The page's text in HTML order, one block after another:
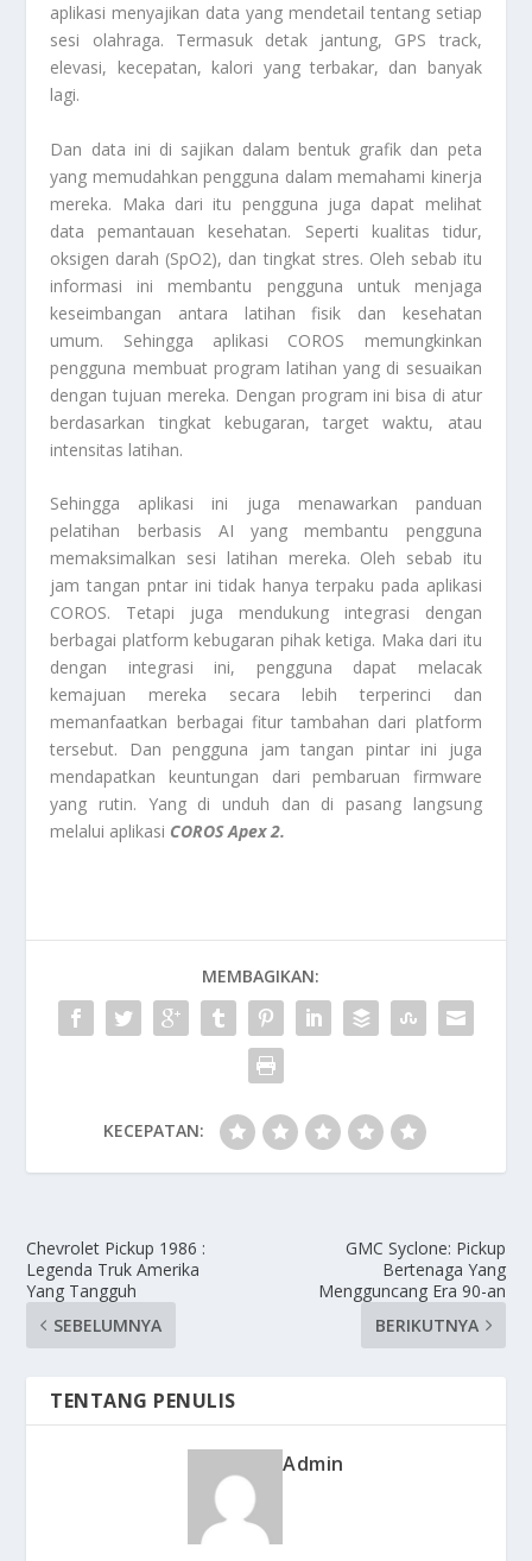
aplikasi menyajikan data yang mendetail tentang setiap
sesi olahraga. Termasuk detak jantung, GPS track,
elevasi, kecepatan, kalori yang terbakar, dan banyak
lagi.
Dan data ini di sajikan dalam bentuk grafik dan peta
yang memudahkan pengguna dalam memahami kinerja
mereka. Maka dari itu pengguna juga dapat melihat
data pemantauan kesehatan. Seperti kualitas tidur,
oksigen darah (SpO2), dan tingkat stres. Oleh sebab itu
informasi ini membantu pengguna untuk menjaga
keseimbangan antara latihan fisik dan kesehatan
umum. Sehingga aplikasi COROS memungkinkan
pengguna membuat program latihan yang di sesuaikan
dengan tujuan mereka. Dengan program ini bisa di atur
berdasarkan tingkat kebugaran, target waktu, atau
intensitas latihan.
Sehingga aplikasi ini juga menawarkan panduan
pelatihan berbasis AI yang membantu pengguna
memaksimalkan sesi latihan mereka. Oleh sebab itu
jam tangan pntar ini tidak hanya terpaku pada aplikasi
COROS. Tetapi juga mendukung integrasi dengan
berbagai platform kebugaran pihak ketiga. Maka dari itu
dengan integrasi ini, pengguna dapat melacak
kemajuan mereka secara lebih terperinci dan
memanfaatkan berbagai fitur tambahan dari platform
tersebut. Dan pengguna jam tangan pintar ini juga
mendapatkan keuntungan dari pembaruan firmware
yang rutin. Yang di unduh dan di pasang langsung
melalui aplikasi COROS Apex 2.
MEMBAGIKAN:
KECEPATAN:
Chevrolet Pickup 1986 :
Legenda Truk Amerika
Yang Tangguh
SEBELUMNYA
GMC Syclone: Pickup
Bertenaga Yang
Mengguncang Era 90-an
BERIKUTNYA
TENTANG PENULIS
Admin